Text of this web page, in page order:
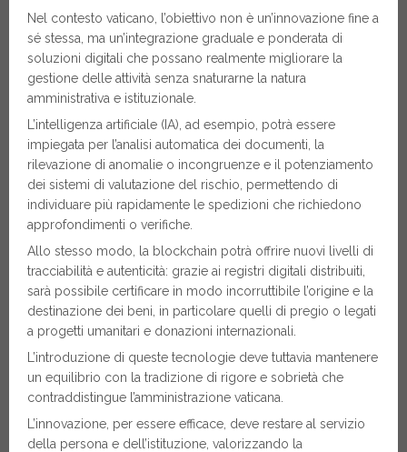
Nel contesto vaticano, l’obiettivo non è un’innovazione fine a
sé stessa, ma un’integrazione graduale e ponderata di
soluzioni digitali che possano realmente migliorare la
gestione delle attività senza snaturarne la natura
amministrativa e istituzionale.
L’intelligenza artificiale (IA), ad esempio, potrà essere
impiegata per l’analisi automatica dei documenti, la
rilevazione di anomalie o incongruenze e il potenziamento
dei sistemi di valutazione del rischio, permettendo di
individuare più rapidamente le spedizioni che richiedono
approfondimenti o verifiche.
Allo stesso modo, la blockchain potrà offrire nuovi livelli di
tracciabilità e autenticità: grazie ai registri digitali distribuiti,
sarà possibile certificare in modo incorruttibile l’origine e la
destinazione dei beni, in particolare quelli di pregio o legati
a progetti umanitari e donazioni internazionali.
L’introduzione di queste tecnologie deve tuttavia mantenere
un equilibrio con la tradizione di rigore e sobrietà che
contraddistingue l’amministrazione vaticana.
L’innovazione, per essere efficace, deve restare al servizio
della persona e dell’istituzione, valorizzando la